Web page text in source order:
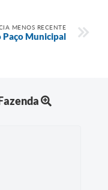
MENOS RECENTE
Paço Municipal